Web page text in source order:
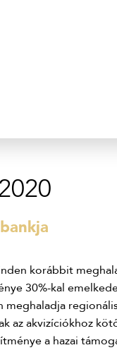
korábbit
30%-kal
meghaladja
az akvizíciókhoz
a hazai